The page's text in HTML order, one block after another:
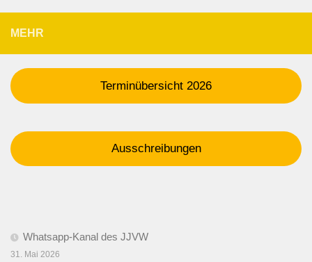
MEHR
Terminübersicht 2026
Ausschreibungen
Whatsapp-Kanal des JJVW
31. Mai 2026